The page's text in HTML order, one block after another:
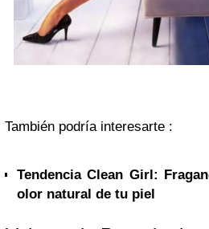
También podría interesarte :
Tendencia Clean Girl:
olor natural de tu piel